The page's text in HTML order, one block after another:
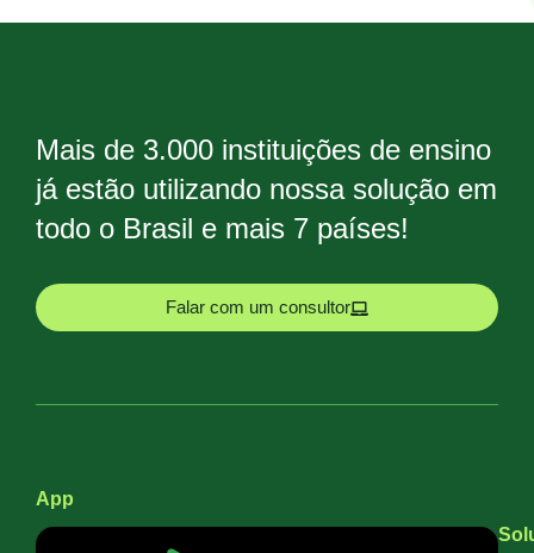
Mais de 3.000 instituições de ensino
já estão utilizando nossa solução em
todo o Brasil e mais 7 países!
Falar com um consultor
App